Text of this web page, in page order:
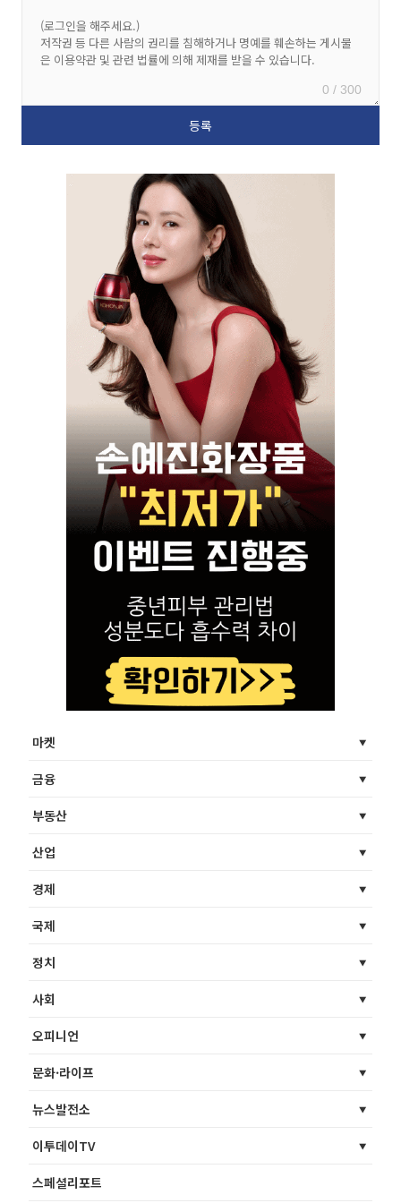
0 / 300
마켓
금융
부동산
산업
경제
국제
정치
사회
오피니언
문화·라이프
뉴스발전소
이투데이TV
스페셜리포트